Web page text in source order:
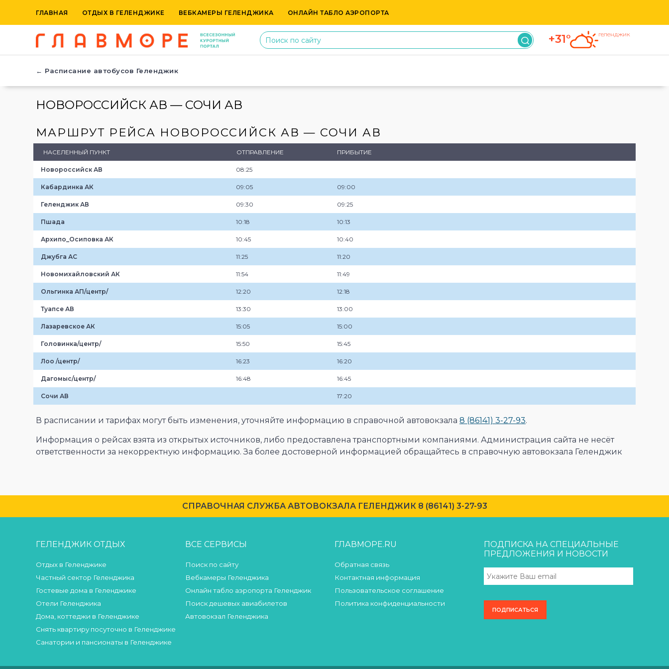
ГЛАВНАЯ ОТДЫХ В ГЕЛЕНДЖИКЕ ВЕБКАМЕРЫ ГЕЛЕНДЖИКА ОНЛАЙН ТАБЛО АЭРОПОРТА
+31° геленджик
← Расписание автобусов Геленджик
НОВОРОССИЙСК АВ — СОЧИ АВ
МАРШРУТ РЕЙСА НОВОРОССИЙСК АВ — СОЧИ АВ
НАСЕЛЕННЫЙ ПУНКТ ОТПРАВЛЕНИЕ ПРИБЫТИЕ
Новороссийск АВ 08:25
Кабардинка АК 09:05 09:00
Геленджик АВ 09:30 09:25
Пшада 10:18 10:13
Архипо_Осиповка АК 10:45 10:40
Джубга АС 11:25 11:20
Новомихайловский АК 11:54 11:49
Ольгинка АП/центр/ 12:20 12:18
Туапсе АВ 13:30 13:00
Лазаревское АК 15:05 15:00
Головинка/центр/ 15:50 15:45
Лоо /центр/ 16:23 16:20
Дагомыс/центр/ 16:48 16:45
Сочи АВ 17:20
В расписании и тарифах могут быть изменения, уточняйте информацию в справочной автовокзала 8 (86141) 3-27-93.
Информация о рейсах взята из открытых источников, либо предоставлена транспортными компаниями. Администрация сайта не несёт
ответственности за некорректную информацию. За более достоверной информацией обращайтесь в справочную автовокзала Геленджик
CПРАВОЧНАЯ СЛУЖБА АВТОВОКЗАЛА ГЕЛЕНДЖИК 8 (86141) 3-27-93
ГЕЛЕНДЖИК ОТДЫХ
Отдых в Геленджике
Частный сектор Геленджика
Гостевые дома в Геленджике
Отели Геленджика
Дома, коттеджи в Геленджике
Снять квартиру посуточно в Геленджике
Санатории и пансионаты в Геленджике
ВСЕ СЕРВИСЫ
Поиск по сайту
Вебкамеры Геленджика
Онлайн табло аэропорта Геленджик
Поиск дешевых авиабилетов
Автовокзал Геленджика
ГЛАВМОРЕ.RU
Обратная связь
Контактная информация
Пользовательское соглашение
Политика конфиденциальности
ПОДПИСКА НА СПЕЦИАЛЬНЫЕ
ПРЕДЛОЖЕНИЯ И НОВОСТИ